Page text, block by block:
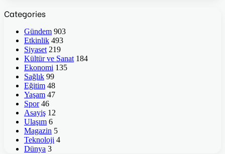
Categories
Gündem 903
Etkinlik 493
Siyaset 219
Kültür ve Sanat 184
Ekonomi 135
Sağlık 99
Eğitim 48
Yaşam 47
Spor 46
Asayiş 12
Ulaşım 6
Magazin 5
Teknoloji 4
Dünya 3